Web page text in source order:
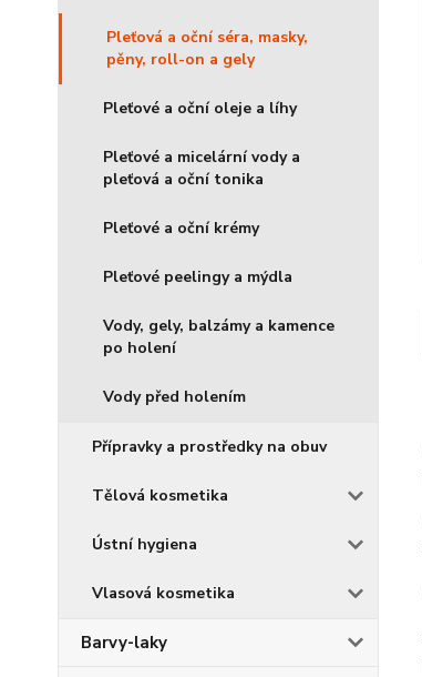
Pleťová a oční séra, masky,
pěny, roll-on a gely
Pleťové a oční oleje a líhy
Pleťové a micelární vody a
pleťová a oční tonika
Pleťové a oční krémy
Pleťové peelingy a mýdla
Vody, gely, balzámy a kamence
po holení
Vody před holením
Přípravky a prostředky na obuv
Tělová kosmetika
Ústní hygiena
Vlasová kosmetika
Barvy-laky